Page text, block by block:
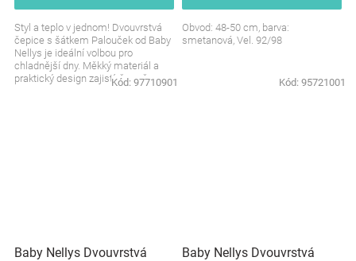
Styl a teplo v jednom! Dvouvrstvá
čepice s šátkem Palouček od Baby
Nellys je ideální volbou pro
chladnější dny. Měkký materiál a
praktický design zajistí, že vaše
Kód: 97710901
Obvod: 48-50 cm, barva:
smetanová, Vel. 92/98
Kód: 95721001
Baby Nellys Dvouvrstvá
Baby Nellys Dvouvrstvá